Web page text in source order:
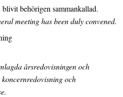
behörigen sammankallad.
meeting has been duly convened.
årsredovisningen och
och